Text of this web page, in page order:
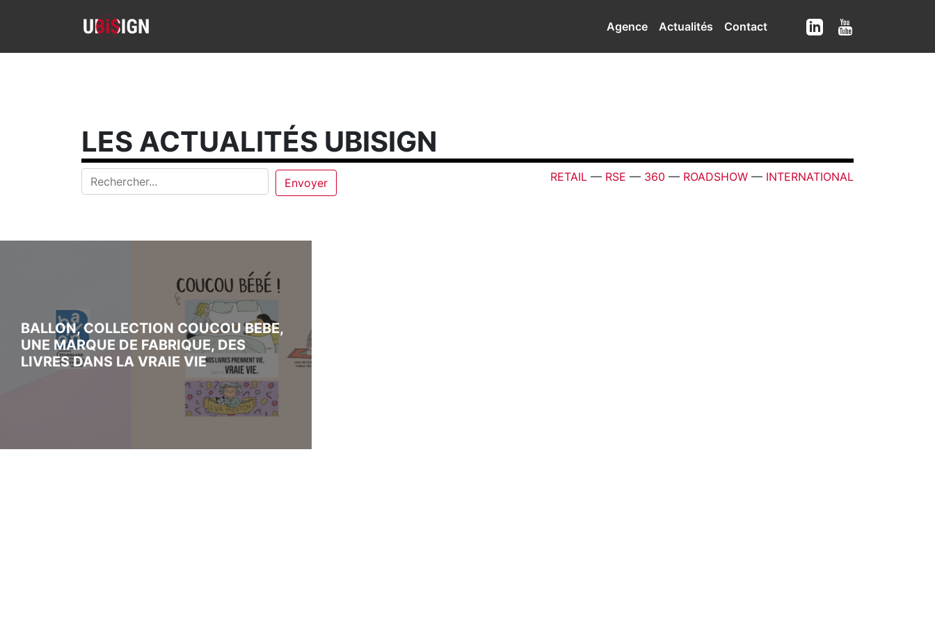
Agence Actualités Contact
LES ACTUALITÉS UBISIGN
RETAIL — RSE — 360 — ROADSHOW — INTERNATIONAL
BALLON, COLLECTION COUCOU BEBE,
UNE MARQUE DE FABRIQUE, DES
LIVRES DANS LA VRAIE VIE